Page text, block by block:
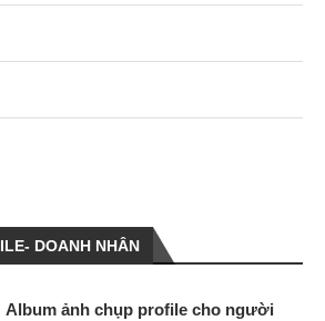
DOANH NHÂN
Album ảnh chụp profile cho người